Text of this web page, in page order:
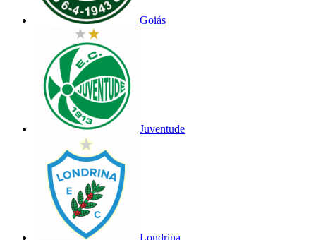
Goiás
Juventude
Londrina